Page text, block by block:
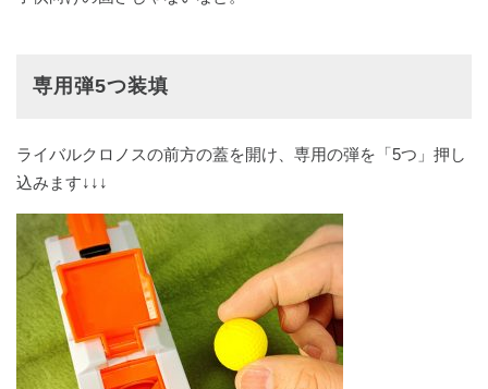
専用弾5つ装填
ライバルクロノスの前方の蓋を開け、専用の弾を「5つ」押し
込みます↓↓↓